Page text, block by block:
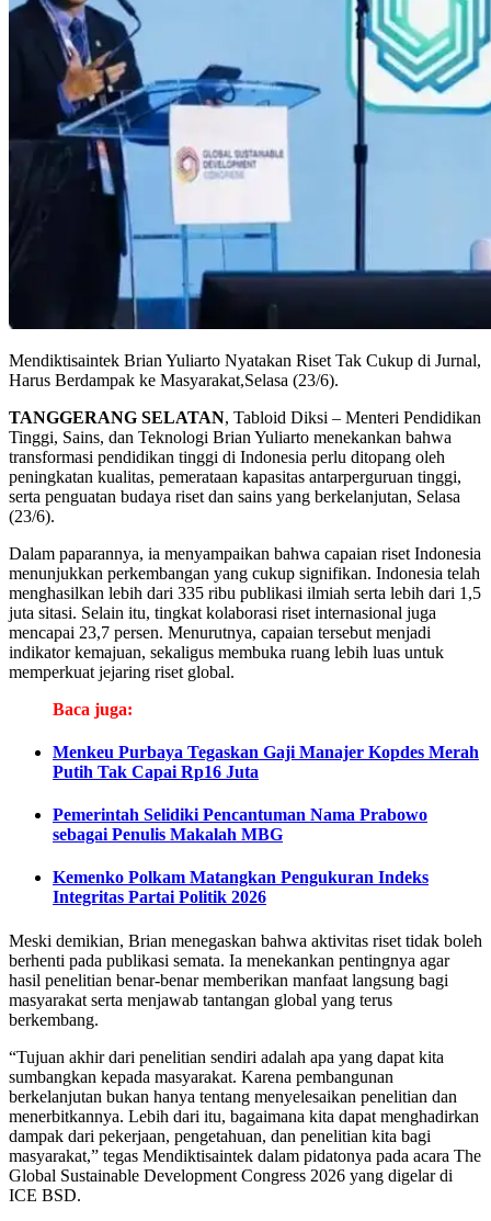
Mendiktisaintek Brian Yuliarto Nyatakan Riset Tak Cukup di Jurnal,
Harus Berdampak ke Masyarakat,Selasa (23/6).
TANGGERANG SELATAN, Tabloid Diksi – Menteri Pendidikan
Tinggi, Sains, dan Teknologi Brian Yuliarto menekankan bahwa
transformasi pendidikan tinggi di Indonesia perlu ditopang oleh
peningkatan kualitas, pemerataan kapasitas antarperguruan tinggi,
serta penguatan budaya riset dan sains yang berkelanjutan, Selasa
(23/6).
Dalam paparannya, ia menyampaikan bahwa capaian riset Indonesia
menunjukkan perkembangan yang cukup signifikan. Indonesia telah
menghasilkan lebih dari 335 ribu publikasi ilmiah serta lebih dari 1,5
juta sitasi. Selain itu, tingkat kolaborasi riset internasional juga
mencapai 23,7 persen. Menurutnya, capaian tersebut menjadi
indikator kemajuan, sekaligus membuka ruang lebih luas untuk
memperkuat jejaring riset global.
Baca juga:
Menkeu Purbaya Tegaskan Gaji Manajer Kopdes Merah
Putih Tak Capai Rp16 Juta
Pemerintah Selidiki Pencantuman Nama Prabowo
sebagai Penulis Makalah MBG
Kemenko Polkam Matangkan Pengukuran Indeks
Integritas Partai Politik 2026
Meski demikian, Brian menegaskan bahwa aktivitas riset tidak boleh
berhenti pada publikasi semata. Ia menekankan pentingnya agar
hasil penelitian benar-benar memberikan manfaat langsung bagi
masyarakat serta menjawab tantangan global yang terus
berkembang.
“Tujuan akhir dari penelitian sendiri adalah apa yang dapat kita
sumbangkan kepada masyarakat. Karena pembangunan
berkelanjutan bukan hanya tentang menyelesaikan penelitian dan
menerbitkannya. Lebih dari itu, bagaimana kita dapat menghadirkan
dampak dari pekerjaan, pengetahuan, dan penelitian kita bagi
masyarakat,” tegas Mendiktisaintek dalam pidatonya pada acara The
Global Sustainable Development Congress 2026 yang digelar di
ICE BSD.